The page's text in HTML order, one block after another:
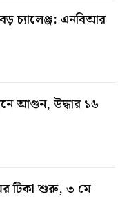
চ্যালেঞ্জ: এনবিআর
আগুন, উদ্ধার ১৬
টিকা শুরু, ৩ মে